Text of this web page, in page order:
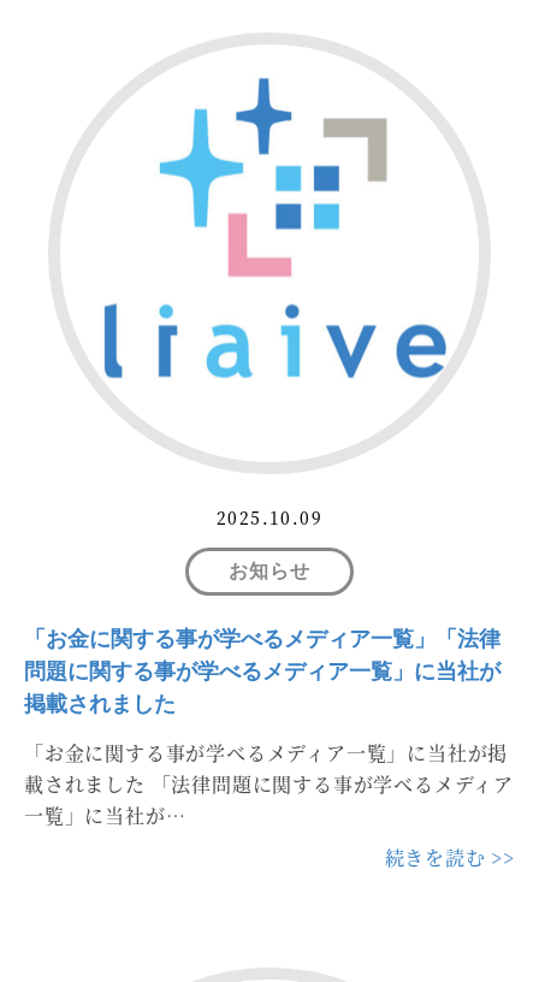
2025.10.09
お知らせ
「お金に関する事が学べるメディア一覧」「法律
問題に関する事が学べるメディア一覧」に当社が
掲載されました
「お金に関する事が学べるメディア一覧」に当社が掲
載されました 「法律問題に関する事が学べるメディア
一覧」に当社が…
続きを読む >>